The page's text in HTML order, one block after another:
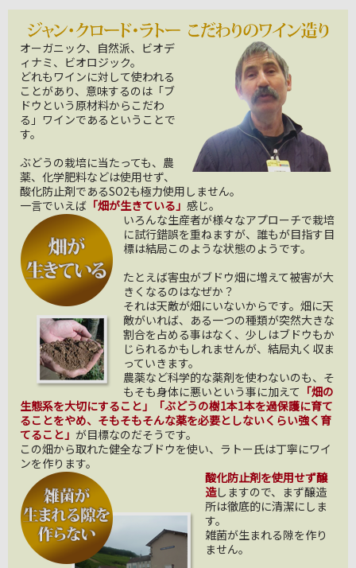
オーガニック、自然派、ビオデ
ィナミ、ビオロジック。
どれもワインに対して使われる
ことがあり、意味するのは「ブ
ドウという原材料からこだわ
る」ワインであるということで
す。
ぶどうの栽培に当たっても、農
薬、化学肥料などは使用せず、
酸化防止剤であるSO2も極力使用しません。
一言でいえば 「畑が生きている」 感じ。
いろんな生産者が様々なアプローチで栽培
に試行錯誤を重ねますが、誰もが目指す目
標は結局このような状態のようです。
たとえば害虫がブドウ畑に増えて被害が大
きくなるのはなぜか？
それは天敵が畑にいないからです。畑に天
敵がいれば、ある一つの種類が突然大きな
割合を占める事はなく、少しはブドウもか
じられるかもしれませんが、結局丸く収ま
っていきます。
農薬など科学的な薬剤を使わないのも、そ
もそも身体に悪いという事に加えて 「畑の
生態系を大切にすること」
「ぶどうの樹1本1本を過保護に育て
ることをやめ、そもそもそんな薬を必要としないくらい強く育
てること」 が目標なのだそうです。
この畑から取れた健全なブドウを使い、ラトー氏は丁寧にワイ
ンを作ります。
酸化防止剤を使用せず醸
造しますので、まず醸造
所は徹底的に清潔にしま
す。
雑菌が生まれる隙を作り
ません。